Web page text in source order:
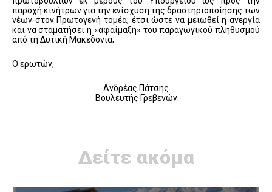
παροχή κινήτρων για την ενίσχυση της δραστηριοποίησης των
νέων στον Πρωτογενή τομέα, έτσι ώστε να μειωθεί η ανεργία
και να σταματήσει η «αφαίμαξη» του παραγωγικού πληθυσμού
από τη Δυτική Μακεδονία;
Ο ερωτών,
Ανδρέας Πάτσης
Βουλευτής Γρεβενών
Δείτε ακόμα